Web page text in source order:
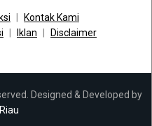
Kontak Kami
Iklan
Disclaimer
Designed & Developed by